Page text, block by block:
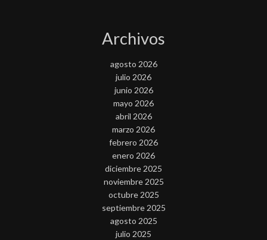
Archivos
agosto 2026
julio 2026
junio 2026
mayo 2026
abril 2026
marzo 2026
febrero 2026
enero 2026
diciembre 2025
noviembre 2025
octubre 2025
septiembre 2025
agosto 2025
julio 2025